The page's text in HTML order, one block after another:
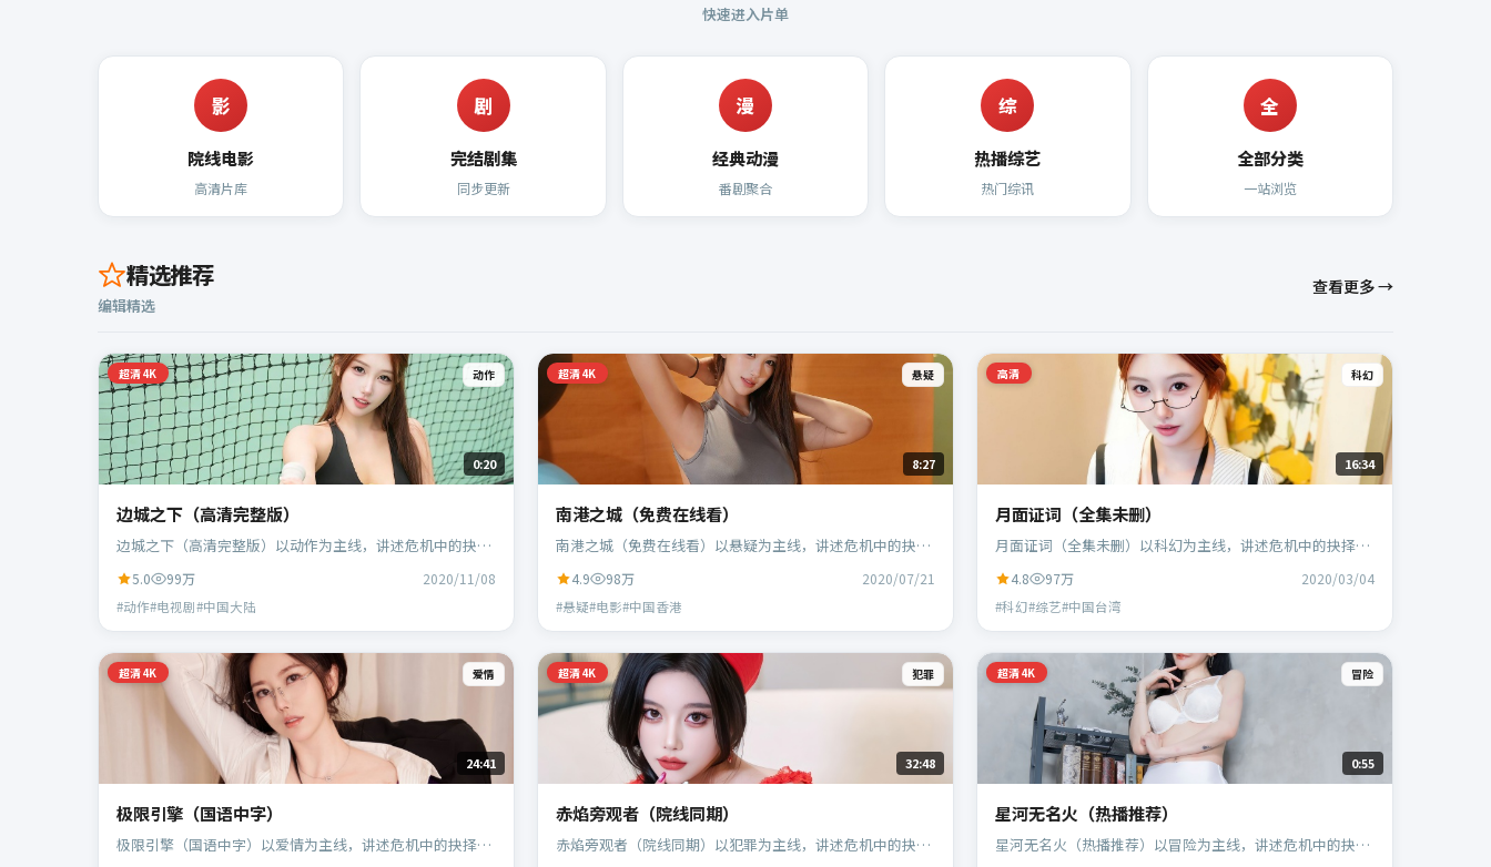
快速进入片单
影
院线电影
高清片库
剧
完结剧集
同步更新
漫
经典动漫
番剧聚合
综
热播综艺
热门综讯
全
全部分类
一站浏览
精选推荐
编辑精选
查看更多 →
超清4K 动作
0:20
边城之下（高清完整版）
边城之下（高清完整版）以动作为主线，讲述危机中的抉择
演。
5.0 99万 2020/11/08
#动作#电视剧#中国大陆
超清4K 悬疑
8:27
南港之城（免费在线看）
南港之城（免费在线看）以悬疑为主线，讲述危机中的抉择
等主演。
4.9 98万 2020/07/21
#悬疑#电影#中国香港
高清 科幻
16:34
月面证词（全集未删）
月面证词（全集未删）以科幻为主线，讲述危机中的抉择与
演。
4.8 97万 2020/03/04
#科幻#综艺#中国台湾
超清4K 爱情
24:41
极限引擎（国语中字）
极限引擎（国语中字）以爱情为主线，讲述危机中的抉择与
超清4K 犯罪
32:48
赤焰旁观者（院线同期）
赤焰旁观者（院线同期）以犯罪为主线，讲述危机中的抉择
超清4K 冒险
0:55
星河无名火（热播推荐）
星河无名火（热播推荐）以冒险为主线，讲述危机中的抉择